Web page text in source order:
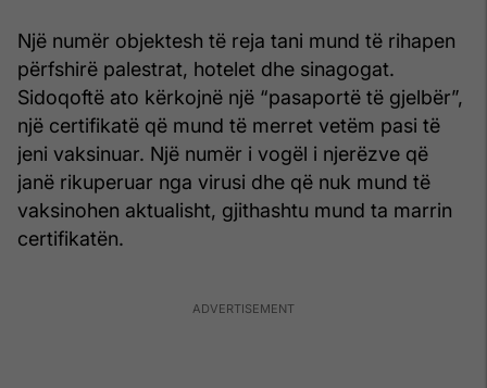
Një numër objektesh të reja tani mund të rihapen
përfshirë palestrat, hotelet dhe sinagogat.
Sidoqoftë ato kërkojnë një “pasaportë të gjelbër”,
një certifikatë që mund të merret vetëm pasi të
jeni vaksinuar. Një numër i vogël i njerëzve që
janë rikuperuar nga virusi dhe që nuk mund të
vaksinohen aktualisht, gjithashtu mund ta marrin
certifikatën.